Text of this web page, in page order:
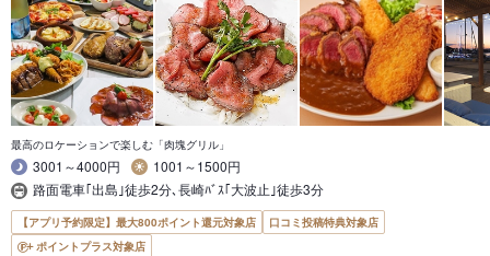
最高のロケーションで楽しむ「肉塊グリル」
3001～4000円
1001～1500円
路面電車｢出島｣徒歩2分､長崎ﾊﾞｽ｢大波止｣徒歩3分
【アプリ予約限定】最大800ポイント還元対象店
口コミ投稿特典対象店
ポイントプラス対象店